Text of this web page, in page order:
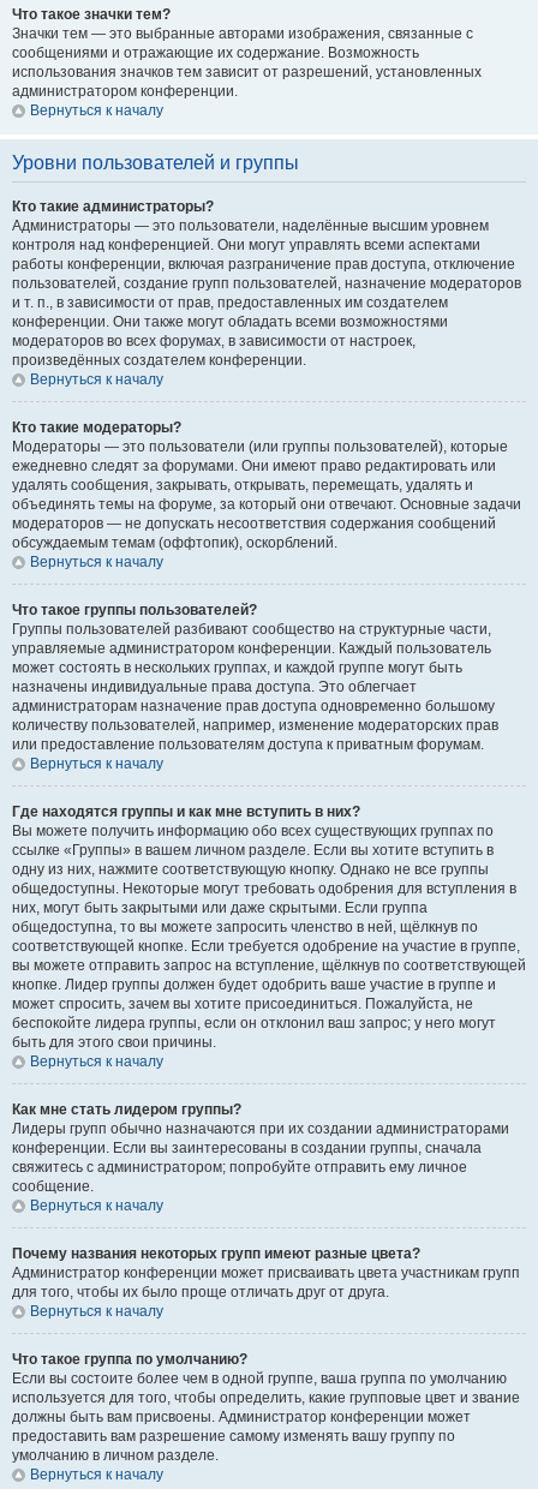
Что такое значки тем?
Значки тем — это выбранные авторами изображения, связанные с
сообщениями и отражающие их содержание. Возможность
использования значков тем зависит от разрешений, установленных
администратором конференции.
Вернуться к началу
Уровни пользователей и группы
Кто такие администраторы?
Администраторы — это пользователи, наделённые высшим уровнем
контроля над конференцией. Они могут управлять всеми аспектами
работы конференции, включая разграничение прав доступа, отключение
пользователей, создание групп пользователей, назначение модераторов
и т. п., в зависимости от прав, предоставленных им создателем
конференции. Они также могут обладать всеми возможностями
модераторов во всех форумах, в зависимости от настроек,
произведённых создателем конференции.
Вернуться к началу
Кто такие модераторы?
Модераторы — это пользователи (или группы пользователей), которые
ежедневно следят за форумами. Они имеют право редактировать или
удалять сообщения, закрывать, открывать, перемещать, удалять и
объединять темы на форуме, за который они отвечают. Основные задачи
модераторов — не допускать несоответствия содержания сообщений
обсуждаемым темам (оффтопик), оскорблений.
Вернуться к началу
Что такое группы пользователей?
Группы пользователей разбивают сообщество на структурные части,
управляемые администратором конференции. Каждый пользователь
может состоять в нескольких группах, и каждой группе могут быть
назначены индивидуальные права доступа. Это облегчает
администраторам назначение прав доступа одновременно большому
количеству пользователей, например, изменение модераторских прав
или предоставление пользователям доступа к приватным форумам.
Вернуться к началу
Где находятся группы и как мне вступить в них?
Вы можете получить информацию обо всех существующих группах по
ссылке «Группы» в вашем личном разделе. Если вы хотите вступить в
одну из них, нажмите соответствующую кнопку. Однако не все группы
общедоступны. Некоторые могут требовать одобрения для вступления в
них, могут быть закрытыми или даже скрытыми. Если группа
общедоступна, то вы можете запросить членство в ней, щёлкнув по
соответствующей кнопке. Если требуется одобрение на участие в группе,
вы можете отправить запрос на вступление, щёлкнув по соответствующей
кнопке. Лидер группы должен будет одобрить ваше участие в группе и
может спросить, зачем вы хотите присоединиться. Пожалуйста, не
беспокойте лидера группы, если он отклонил ваш запрос; у него могут
быть для этого свои причины.
Вернуться к началу
Как мне стать лидером группы?
Лидеры групп обычно назначаются при их создании администраторами
конференции. Если вы заинтересованы в создании группы, сначала
свяжитесь с администратором; попробуйте отправить ему личное
сообщение.
Вернуться к началу
Почему названия некоторых групп имеют разные цвета?
Администратор конференции может присваивать цвета участникам групп
для того, чтобы их было проще отличать друг от друга.
Вернуться к началу
Что такое группа по умолчанию?
Если вы состоите более чем в одной группе, ваша группа по умолчанию
используется для того, чтобы определить, какие групповые цвет и звание
должны быть вам присвоены. Администратор конференции может
предоставить вам разрешение самому изменять вашу группу по
умолчанию в личном разделе.
Вернуться к началу